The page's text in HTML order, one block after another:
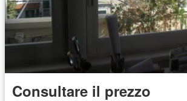
Consultare il prezzo